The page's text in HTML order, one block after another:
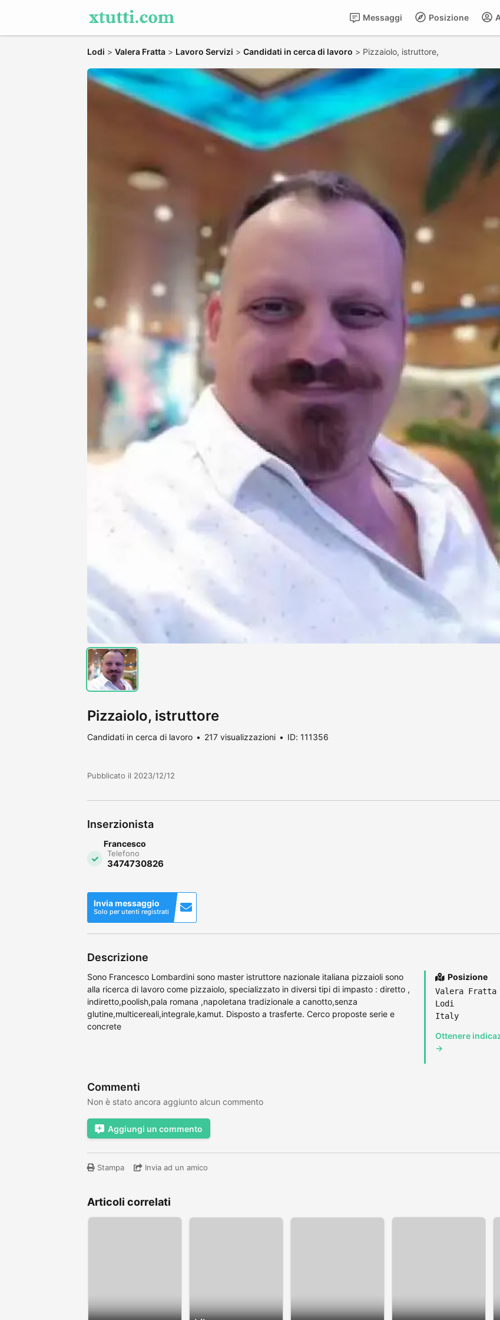
Posizione
Messaggi
Lodi > Valera Fratta > Lavoro Servizi > Candidati in cerca di lavoro > Pizzaiolo, istruttore,
Pizzaiolo, istruttore
Candidati in cerca di lavoro 217 visualizzazioni ID: 111356
Pubblicato il 2023/12/12
Inserzionista
Francesco
Telefono
3474730826
Invia messaggio
Solo per utenti registrati
Descrizione
Sono Francesco Lombardini sono master istruttore nazionale italiana pizzaioli sono
alla ricerca di lavoro come pizzaiolo, specializzato in diversi tipi di impasto : diretto ,
indiretto,poolish,pala romana ,napoletana tradizionale a canotto,senza
glutine,multicereali,integrale,kamut. Disposto a trasferte. Cerco proposte serie e
concrete
Posizione
Valera Fratta
Lodi
Italy
Ottenere
→
Commenti
Non è stato ancora aggiunto alcun commento
Aggiungi un commento
Stampa Invia ad un amico
Articoli correlati